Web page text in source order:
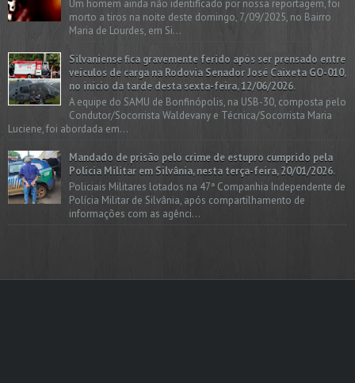
Um homem ainda não identificado por nossa reportagem, foi
morto a tiros na noite deste domingo, 7/09/2025, no Bairro
Maria de Lourdes, em Si...
Silvaniense fica gravemente ferido após ser prensado entre
veículos de carga na Rodovia Senador José Caixeta GO-010,
no início da tarde desta sexta-feira, 12/06/2026.
A equipe do SAMU de Bonfinópolis, na USB-30, composta pelo
Condutor/Socorrista Waldevany e Técnica/Socorrista Maria
Luciene, foi abordada em...
Mandado de prisão pelo crime de estupro cumprido pela
Polícia Militar em Silvânia, nesta terça-feira, 20/01/2026.
Policiais Militares lotados na 47ª Companhia Independente de
Polícia Militar de Silvânia, após compartilhamento de
informações com as agênci...